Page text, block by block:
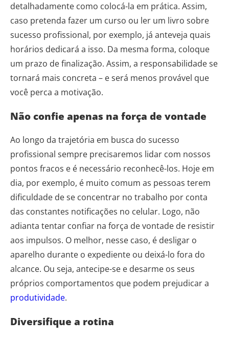
detalhadamente como colocá-la em prática. Assim,
caso pretenda fazer um curso ou ler um livro sobre
sucesso profissional, por exemplo, já anteveja quais
horários dedicará a isso. Da mesma forma, coloque
um prazo de finalização. Assim, a responsabilidade se
tornará mais concreta – e será menos provável que
você perca a motivação.
Não confie apenas na força de vontade
Ao longo da trajetória em busca do sucesso
profissional sempre precisaremos lidar com nossos
pontos fracos e é necessário reconhecê-los. Hoje em
dia, por exemplo, é muito comum as pessoas terem
dificuldade de se concentrar no trabalho por conta
das constantes notificações no celular. Logo, não
adianta tentar confiar na força de vontade de resistir
aos impulsos. O melhor, nesse caso, é desligar o
aparelho durante o expediente ou deixá-lo fora do
alcance. Ou seja, antecipe-se e desarme os seus
próprios comportamentos que podem prejudicar a
produtividade.
Diversifique a rotina